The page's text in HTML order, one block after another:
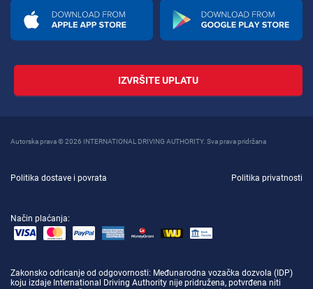
IZVRŠITE UPLATU
Autorska prava © 2026 INTERNATIONAL DRIVING AUTHORITY. Sva prava pridržana
Politika dostave i povrata Politika privatnosti
Način plaćanja:
Zakonsko odricanje od odgovornosti: Međunarodna vozačka dozvola (IDP)
koju izdaje International Driving Authority nije pridružena, potvrđena niti